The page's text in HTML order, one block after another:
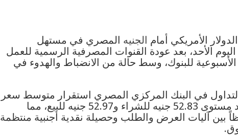
الأمريكي أمام الجنيه المصري في مستهل
اليوم الأحد، بعد عودة القنوات المصرفية الرسمية للعمل
للبنوك، وسط حالة من الانضباط والهدوء في
في البنك المركزي المصري استقرار متوسط سعر
العملة الخضراء عند مستوى 52.83 جنيه للشراء و52.97 جنيه للبيع، مما
بين آليات العرض والطلب وحصيلة نقدية أجنبية منتظمة